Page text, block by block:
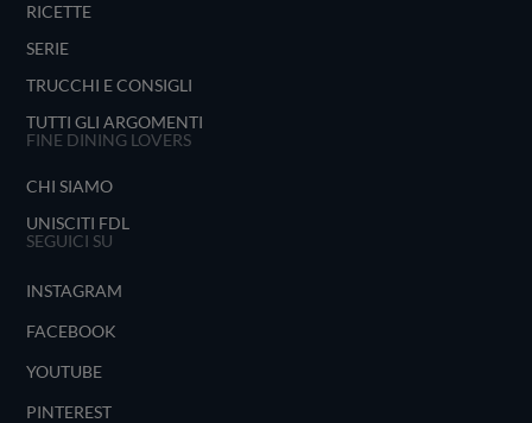
RICETTE
SERIE
TRUCCHI E CONSIGLI
TUTTI GLI ARGOMENTI
FINE DINING LOVERS
CHI SIAMO
UNISCITI FDL
SEGUICI SU
INSTAGRAM
FACEBOOK
YOUTUBE
PINTEREST